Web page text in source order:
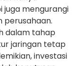
mengurangi
perusahaan.
dalam tahap
jaringan tetap
investasi